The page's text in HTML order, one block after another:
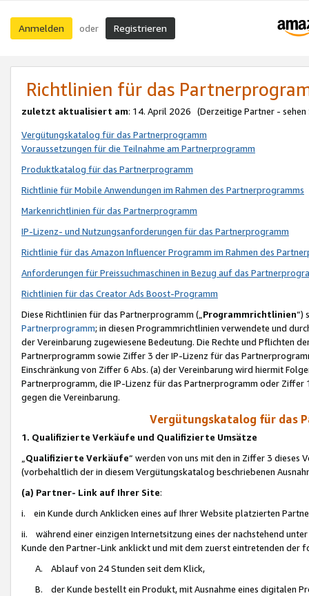
Anmelden oder Registrieren
Richtlinien für das
zuletzt aktualisiert am: 14. April 2026 (Derzeitige Partner - sehen
Vergütungskatalog für das Partnerprogramm
Voraussetzungen für die Teilnahme am Partnerprogramm
Produktkatalog für das Partnerprogramm
Richtlinie für Mobile Anwendungen im Rahmen des Partnerprogramms
Markenrichtlinien für das Partnerprogramm
IP-Lizenz- und Nutzungsanforderungen für das Partnerprogramm
Richtlinie für das Amazon Influencer Programm im Rahmen des
Anforderungen für Preissuchmaschinen in Bezug auf das
Richtlinien für das Creator Ads Boost-Programm
Diese Richtlinien für das Partnerprogramm („Programmrichtlinien“)
Partnerprogramm; in diesen Programmrichtlinien verwendete und
der Vereinbarung zugewiesene Bedeutung. Die Rechte und Pflichten
Partnerprogramm sowie Ziffer 3 der IP-Lizenz für das
Einschränkung von Ziffer 6 Abs. (a) der Vereinbarung wird hiermit
Partnerprogramm, die IP-Lizenz für das Partnerprogramm oder
gegen die Vereinbarung.
Vergütungskatalog für das
1. Qualifizierte Verkäufe und Qualifizierte Umsätze
Qualifizierte Verkäufe“ werden von uns mit den in Ziffer 3
(vorbehaltlich der in diesem Vergütungskatalog beschriebenen
(a) Partner- Link auf Ihrer Site:
i. ein Kunde durch Anklicken eines auf Ihrer Website platzierten
ii. während einer einzigen Internetsitzung eines der nachstehend
Kunde den Partner-Link anklickt und mit dem zuerst eintretenden der
A. Ablauf von 24 Stunden seit dem Klick,
B. der Kunde bestellt ein Produkt, mit Ausnahme eines digitalen